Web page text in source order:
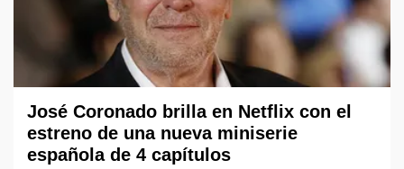
José Coronado brilla en Netflix con el
estreno de una nueva miniserie
española de 4 capítulos